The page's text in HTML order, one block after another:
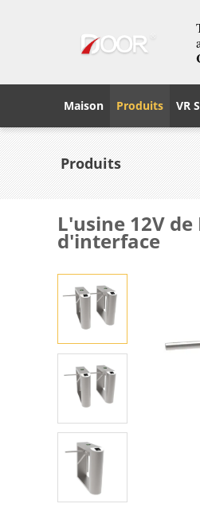
Maison Produits VR
Produits
L'usine 12V
d'interface